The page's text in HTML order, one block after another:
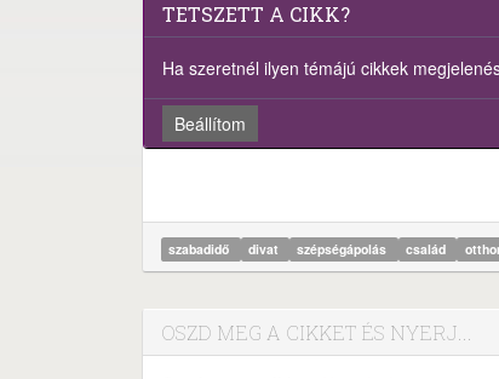
TETSZETT A CIKK?
Ha szeretnél ilyen témájú cikkek
Beállítom
szabadidő divat szépségápolás család
OSZD MEG A CIKKET ÉS NYERJ...